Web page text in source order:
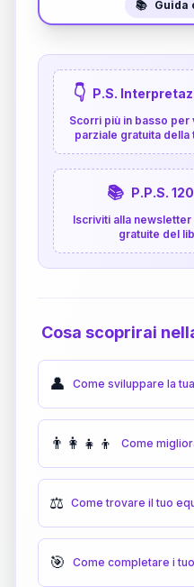
📚 Guida
👇 P.S.
Scorri più in basso
parziale gratuita della
📚 P.P.S.
Iscriviti alla
gratuite del
Cosa scoprirai
👤 Come sviluppare la
👨‍👩‍👧‍👦 Come
⚖️ Come trovare il tuo
🎯 Come completare i